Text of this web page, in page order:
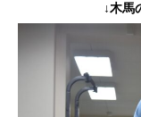
↓木馬